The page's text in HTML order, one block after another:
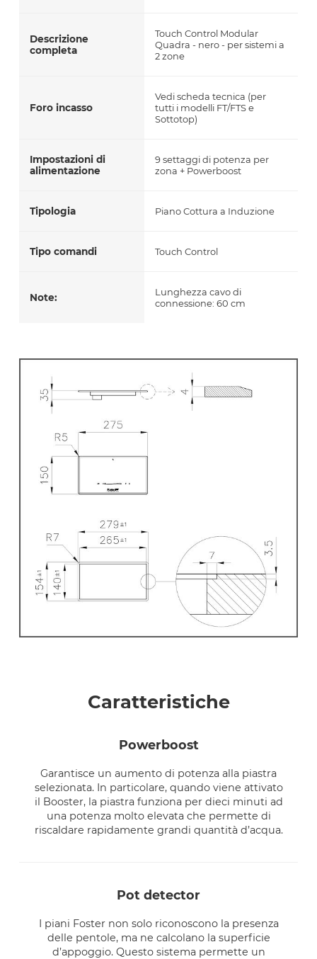
Descrizione
completa
Touch Control Modular
Quadra - nero - per sistemi a
2 zone
Foro incasso
Vedi scheda tecnica (per
tutti i modelli FT/FTS e
Sottotop)
Impostazioni di
alimentazione
9 settaggi di potenza per
zona + Powerboost
Tipologia Piano Cottura a Induzione
Tipo comandi Touch Control
Note:
Lunghezza cavo di
connessione: 60 cm
Caratteristiche
powerboost
Garantisce un aumento di potenza alla piastra
selezionata. In particolare, quando viene attivato
il Booster, la piastra funziona per dieci minuti ad
una potenza molto elevata che permette di
riscaldare rapidamente grandi quantità d’acqua.
pot detector
I piani Foster non solo riconoscono la presenza
delle pentole, ma ne calcolano la superficie
d’appoggio. Questo sistema permette un